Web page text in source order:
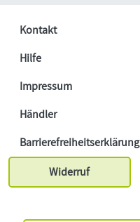
Kontakt
Hilfe
Impressum
Händler
Barrierefreiheitserklärung
Widerruf